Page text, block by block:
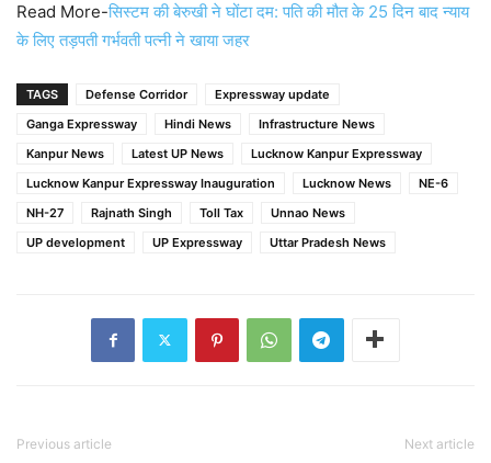
Read More-सिस्टम की बेरुखी ने घोंटा दम: पति की मौत के 25 दिन बाद न्याय
के लिए तड़पती गर्भवती पत्नी ने खाया जहर
TAGS Defense Corridor
Expressway update
Ganga Expressway
Hindi News
Infrastructure News
Kanpur News
Latest UP News
Lucknow Kanpur Expressway
Lucknow Kanpur Expressway Inauguration
Lucknow News
NE-6
NH-27
Rajnath Singh Toll Tax
Unnao News
UP development
UP Expressway Uttar Pradesh News
Previous article Next article